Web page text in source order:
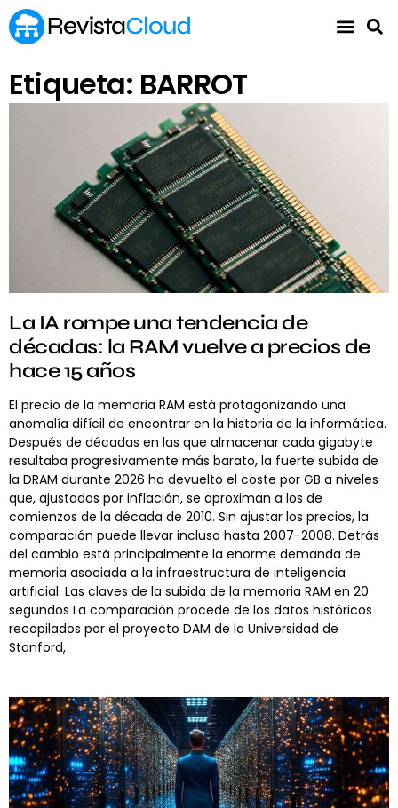
Etiqueta: BARROT
La IA rompe una tendencia de
décadas: la RAM vuelve a precios de
hace 15 años
El precio de la memoria RAM está protagonizando una
anomalía difícil de encontrar en la historia de la informática.
Después de décadas en las que almacenar cada gigabyte
resultaba progresivamente más barato, la fuerte subida de
la DRAM durante 2026 ha devuelto el coste por GB a niveles
que, ajustados por inflación, se aproximan a los de
comienzos de la década de 2010. Sin ajustar los precios, la
comparación puede llevar incluso hasta 2007-2008. Detrás
del cambio está principalmente la enorme demanda de
memoria asociada a la infraestructura de inteligencia
artificial. Las claves de la subida de la memoria RAM en 20
segundos La comparación procede de los datos históricos
recopilados por el proyecto DAM de la Universidad de
Stanford,